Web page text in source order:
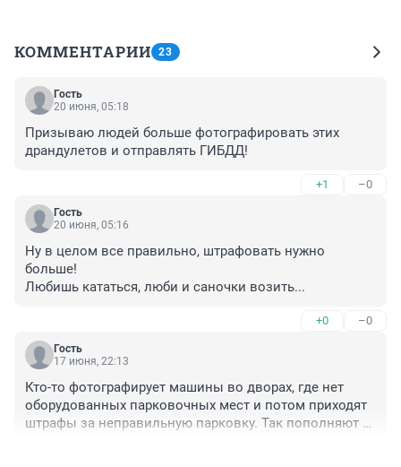
КОММЕНТАРИИ 23
Гость
20 июня, 05:18
Призываю людей больше фотографировать этих
драндулетов и отправлять ГИБДД!
+1 –0
Гость
20 июня, 05:16
Ну в целом все правильно, штрафовать нужно
больше!
Любишь кататься, люби и саночки возить...
+0 –0
Гость
17 июня, 22:13
Кто-то фотографирует машины во дворах, где нет
оборудованных парковочных мест и потом приходят
штрафы за неправильную парковку. Так пополняют